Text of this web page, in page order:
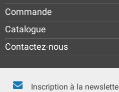
Commande
Catalogue
Contactez-nous
Inscription à la